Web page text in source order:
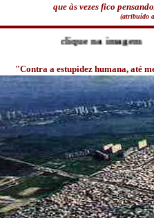
que às vezes fico
(atribuído
clique na imagem
"Contra a estupidez humana, até